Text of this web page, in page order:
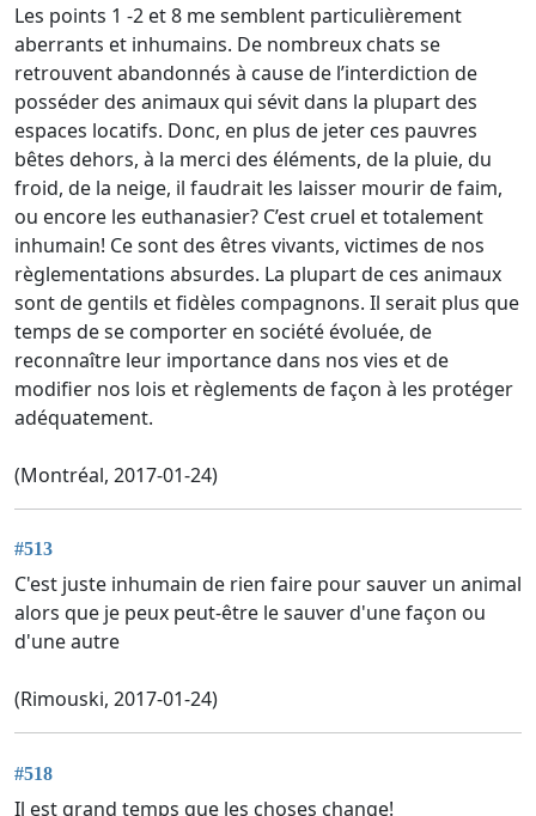
Les points 1 -2 et 8 me semblent particulièrement
aberrants et inhumains. De nombreux chats se
retrouvent abandonnés à cause de l’interdiction de
posséder des animaux qui sévit dans la plupart des
espaces locatifs. Donc, en plus de jeter ces pauvres
bêtes dehors, à la merci des éléments, de la pluie, du
froid, de la neige, il faudrait les laisser mourir de faim,
ou encore les euthanasier? C’est cruel et totalement
inhumain! Ce sont des êtres vivants, victimes de nos
règlementations absurdes. La plupart de ces animaux
sont de gentils et fidèles compagnons. Il serait plus que
temps de se comporter en société évoluée, de
reconnaître leur importance dans nos vies et de
modifier nos lois et règlements de façon à les protéger
adéquatement.
(Montréal, 2017-01-24)
#513
C'est juste inhumain de rien faire pour sauver un animal
alors que je peux peut-être le sauver d'une façon ou
d'une autre
(Rimouski, 2017-01-24)
#518
Il est grand temps que les choses change!